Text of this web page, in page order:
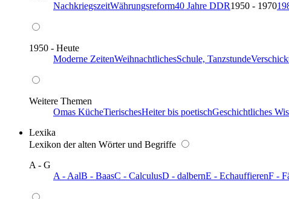
NachkriegszeitWährungsreform40 Jahre DDR1950 - 1970
1950 - Heute
Moderne ZeitenWeihnachtlichesSchule, Tanzstunde
Weitere Themen
Omas KücheTierischesHeiter bis poetischGeschichtliches
Lexika
Lexikon der alten Wörter und Begriffe
A - G
A - AalB - BaasC - CalculusD - dalbernE - EchauffierenF -